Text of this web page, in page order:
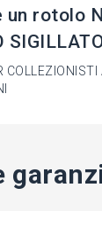
rotolo